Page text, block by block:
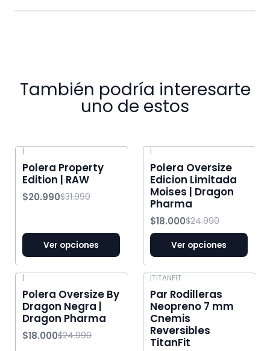
También podría interesarte
uno de estos
|
Polera Property
Edition | RAW
$20.990$31.990
Ver opciones
|
Polera Oversize
Edicion Limitada
Moises | Dragon
Pharma
$18.000$24.990
Ver opciones
|
Polera Oversize By
Dragon Negra |
Dragon Pharma
$18.000$24.990
|TITANFIT
Par Rodilleras
Neopreno 7 mm
Cnemis
Reversibles
TitanFit